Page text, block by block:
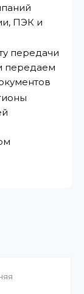
ПЭК и
передачи
передаем